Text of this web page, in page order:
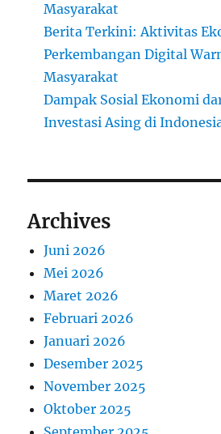
Masyarakat
Berita Terkini: Aktivitas
Perkembangan Digital
Masyarakat
Dampak Sosial Ekonomi
Investasi Asing di
Archives
Juni 2026
Mei 2026
Maret 2026
Februari 2026
Januari 2026
Desember 2025
November 2025
Oktober 2025